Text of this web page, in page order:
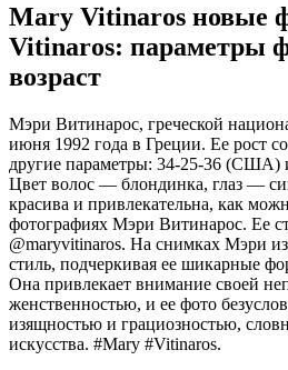
Mary Vitinaros новые
Vitinaros: параметры
возраст
Мэри Витинарос, греческой
июня 1992 года в Греции. Ее рост
другие параметры: 34-25-36 (США)
Цвет волос — блондинка, глаз —
красива и привлекательна, как
фотографиях Мэри Витинарос. Ее
@maryvitinaros. На снимках Мэри
стиль, подчеркивая ее шикарные
Она привлекает внимание своей
женственностью, и ее фото
изящностью и грациозностью,
искусства. #Mary #Vitinaros.